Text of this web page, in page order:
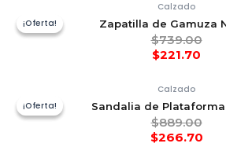
¡Oferta!
¡Oferta!
Calzado
Zapatilla de Gamuza
$739.00
$221.70
¡Oferta!
¡Oferta!
Calzado
Sandalia de
$889.00
$266.70